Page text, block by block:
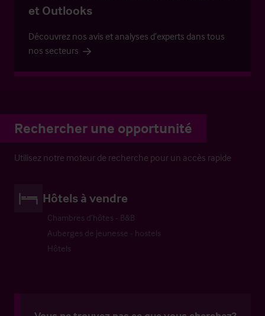
et Outlooks
Découvrez nos avis et analyses d’experts dans tous
nos secteurs
Rechercher une opportunité
Utilisez notre moteur de recherche pour un accès rapide
Hôtels à vendre
Chambres d’hôtes - B&B
Auberges de jeunesse - hostels
Hôtels